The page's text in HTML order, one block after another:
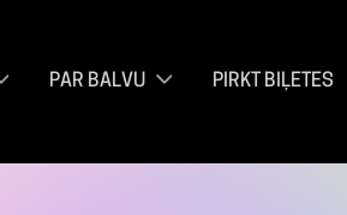
PAR BALVU PIRKT BIĻETES